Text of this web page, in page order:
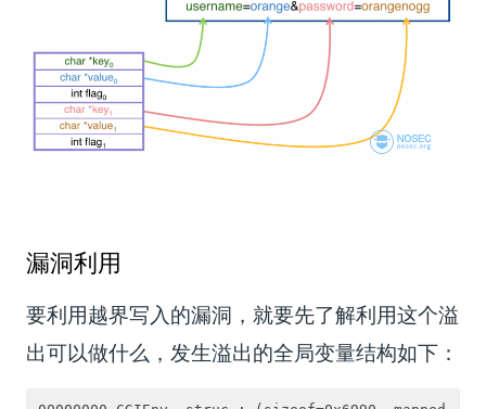
漏洞利用
要利用越界写入的漏洞，就要先了解利用这个溢
出可以做什么，发生溢出的全局变量结构如下：